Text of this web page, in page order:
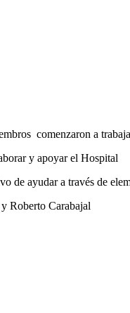
comenzaron a
y apoyar el Hospital
de ayudar a través de
Roberto Carabajal